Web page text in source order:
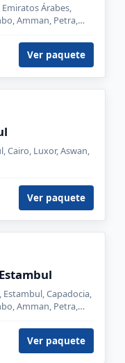
Árabes,
Amman, Petra,
Ver paquete
Cairo, Luxor, Aswan,
Ver paquete
Capadocia,
Amman, Petra,
Ver paquete